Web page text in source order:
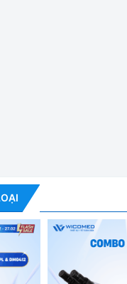
cố định:
30 x 1.5 / 2.0 ml
của 6 x 94 ml
của 6 x 250 ml